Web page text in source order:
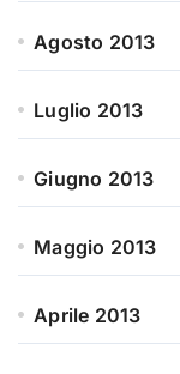
Agosto 2013
Luglio 2013
Giugno 2013
Maggio 2013
Aprile 2013